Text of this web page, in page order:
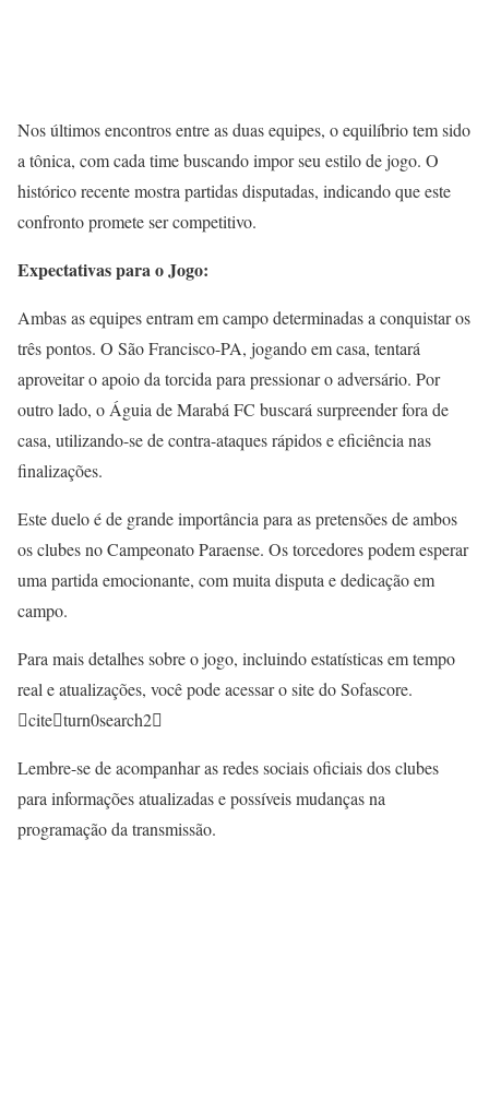
Nos últimos encontros entre as duas equipes, o equilíbrio tem sido
a tônica, com cada time buscando impor seu estilo de jogo. O
histórico recente mostra partidas disputadas, indicando que este
confronto promete ser competitivo.
Expectativas para o Jogo:
Ambas as equipes entram em campo determinadas a conquistar os
três pontos. O São Francisco-PA, jogando em casa, tentará
aproveitar o apoio da torcida para pressionar o adversário. Por
outro lado, o Águia de Marabá FC buscará surpreender fora de
casa, utilizando-se de contra-ataques rápidos e eficiência nas
finalizações.
Este duelo é de grande importância para as pretensões de ambos
os clubes no Campeonato Paraense. Os torcedores podem esperar
uma partida emocionante, com muita disputa e dedicação em
campo.
Para mais detalhes sobre o jogo, incluindo estatísticas em tempo
real e atualizações, você pode acessar o site do Sofascore.
citeturn0search2
Lembre-se de acompanhar as redes sociais oficiais dos clubes
para informações atualizadas e possíveis mudanças na
programação da transmissão.